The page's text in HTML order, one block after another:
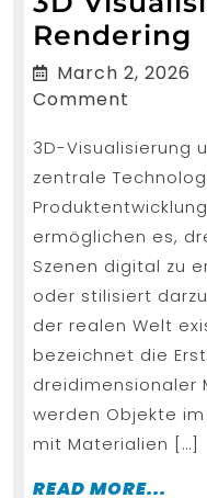
Rendering
March 2, 2026
Comment
3D-Visualisierung
zentrale
ermöglichen es,
Szenen digital zu
oder stilisiert
der realen Welt
bezeichnet die
dreidimensionaler
werden Objekte
mit Materialien […]
READ MORE...